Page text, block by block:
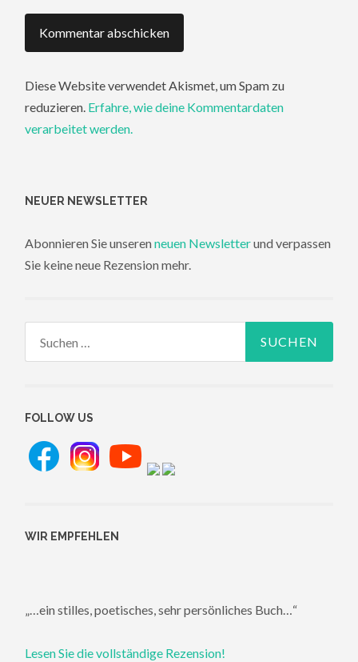
Diese Website verwendet Akismet, um Spam zu
reduzieren. Erfahre, wie deine Kommentardaten
verarbeitet werden.
NEUER NEWSLETTER
Abonnieren Sie unserenneuen Newsletterund verpassen
Sie keine neue Rezension mehr.
FOLLOW US
WIR EMPFEHLEN
„…ein stilles, poetisches, sehr persönliches Buch…“
Lesen Sie die vollständige Rezension!